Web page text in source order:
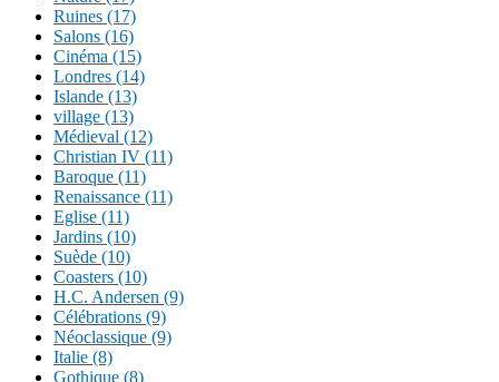
Ruines (17)
Salons (16)
Cinéma (15)
Londres (14)
Islande (13)
village (13)
Médieval (12)
Christian IV (11)
Baroque (11)
Renaissance (11)
Eglise (11)
Jardins (10)
Suède (10)
Coasters (10)
H.C. Andersen (9)
Célébrations (9)
Néoclassique (9)
Italie (8)
Gothique (8)